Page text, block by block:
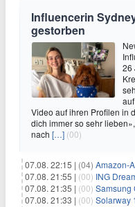
Influencerin
gestorben
26
Video auf ihren Profilen in
dich immer so sehr
nach […] (00)
07.08. 22:15 | (04) Amazon-
07.08. 21:55 | (00) ING
07.08. 21:35 | (00) Samsung Galaxy
07.08. 21:33 | (00) Solarway 1000Wp